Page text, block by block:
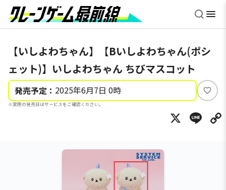
【いしよわちゃん】【Bいしよわちゃん(ポシ
ェット)】いしよわちゃん ちびマスコット
発売予定： 2025年6月7日 0時
※実際の発売日はサービスをご確認ください。
い
ね
X